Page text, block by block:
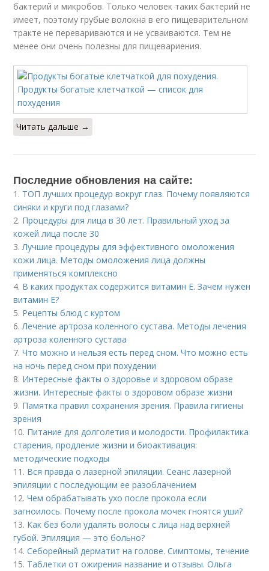
бактерий и микробов. Только человек таких бактерий не
имеет, поэтому грубые волокна в его пищеварительном
тракте не перевариваются и не усваиваются. Тем не
менее они очень полезны для пищевариения.
Читать дальше →
Последние обновления на сайте:
1. ТОП лучших процедур вокруг глаз. Почему появляются
синяки и круги под глазами?
2. Процедуры для лица в 30 лет. Правильный уход за
кожей лица после 30
3.Лучшие процедуры для эффективного омоложения
кожи лица. Методы омоложения лица должны
применяться комплексно
4. В каких продуктах содержится витамин Е. Зачем нужен
витамин Е?
5. Рецепты блюд с куртом
6.Лечение артроза коленного сустава. Методы лечения
артроза коленного сустава
7.Что можно и нельзя есть перед сном. Что можно есть
на ночь перед сном при похудении
8. Интересные факты о здоровье и здоровом образе
жизни. Интересные факты о здоровом образе жизни
9. Памятка правил сохранения зрения. Правила гигиены
зрения
10. Питание для долголетия и молодости. Профилактика
старения, продление жизни и биоактивация:
методические подходы
11. Вся правда о лазерной эпиляции. Сеанс лазерной
эпиляции с последующим ее разоблачением
12.Чем обрабатывать ухо после прокола если
загноилось. Почему после прокола мочек гноятся уши?
13. Как без боли удалять волосы с лица над верхней
губой. Эпиляция — это больно?
14.Себорейный дерматит на голове. Cимптомы, течение
15. Таблетки от ожирения название и отзывы. Ольга